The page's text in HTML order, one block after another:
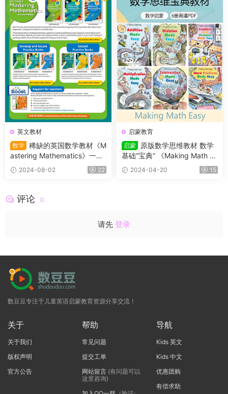
英文教材
数学 稀缺的英国数学教材《M
astering Mathematics》一套
完整的IGCSE前置课程教材，
教材+练习+答案
2024-08-02 22
启蒙教育
启蒙
原版数学思维教材 数学
基础“宝典” 《Making Math Ea
sy》系列，共六册，高清PDF
2024-04-20 15
评论 0
请先 登录
数豆豆专注于儿童英语启蒙教育资源分享交流！
关于
关于我们
版权声明
官方公告
帮助
常见问题
提交工单
网站留言(有问题可以
这里咨询)
导航
Kids 英文
Kids 中文
优惠团购
有偿求助